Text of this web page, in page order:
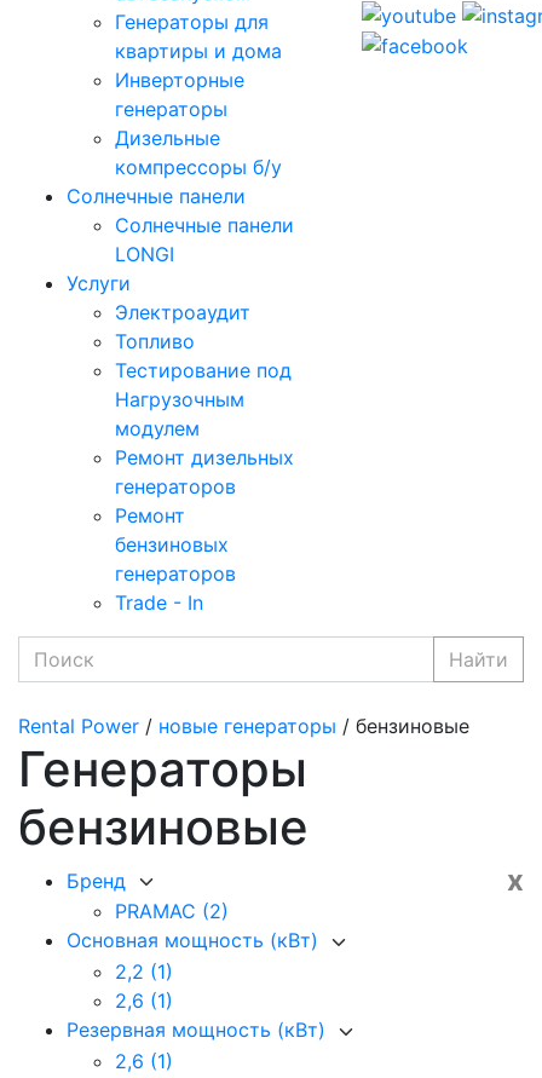
Генераторы для
квартиры и дома
Инверторные
генераторы
Дизельные
компрессоры б/у
Солнечные панели
Солнечные панели
LONGI
Услуги
Электроаудит
Топливо
Тестирование под
Нагрузочным
модулем
Ремонт дизельных
генераторов
Ремонт
бензиновых
генераторов
Trade - In
Найти
Rental Power / новые генераторы / бензиновые
Генераторы
бензиновые
x
Бренд
PRAMAC (2)
Основная мощность (кВт)
2,2 (1)
2,6 (1)
Резервная мощность (кВт)
2,6 (1)